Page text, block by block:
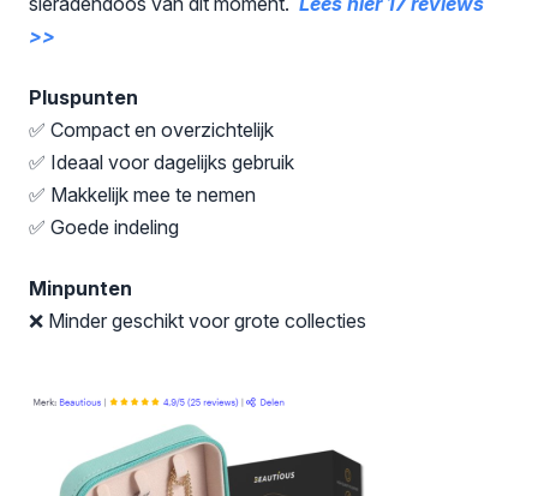
>>
Pluspunten
✅ Compact en overzichtelijk
✅ Ideaal voor dagelijks gebruik
✅ Makkelijk mee te nemen
✅ Goede indeling
Minpunten
❌ Minder geschikt voor grote collecties